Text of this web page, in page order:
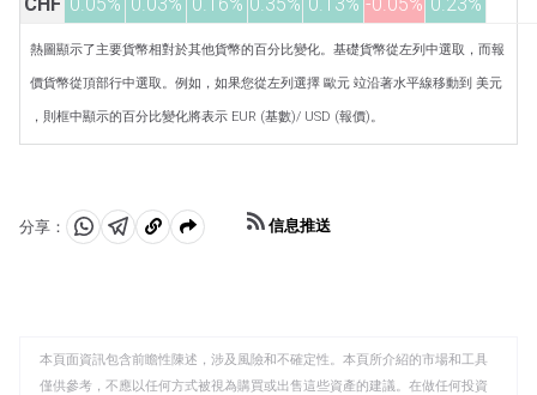
CHF 0.05% 0.03% 0.16% 0.35% 0.13% -0.05% 0.23%
熱圖顯示了主要貨幣相對於其他貨幣的百分比變化。基礎貨幣從左列中選取，而報
價貨幣從頂部行中選取。例如，如果您從左列選擇 歐元 竝沿著水平線移動到 美元
，則框中顯示的百分比變化將表示 EUR (基數)/ USD (報價)。
分享：
分 分 複
信息推送
本頁面資訊包含前瞻性陳述，涉及風險和不確定性。本頁所介紹的市場和工具
僅供參考，不應以任何方式被視為購買或出售這些資產的建議。在做任何投資